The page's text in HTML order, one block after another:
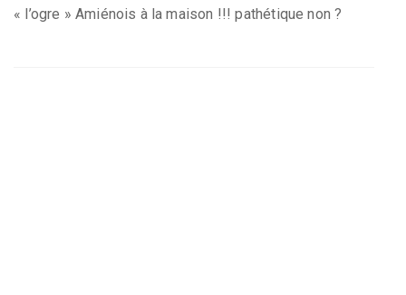
« l’ogre » Amiénois à la maison !!! pathétique non ?